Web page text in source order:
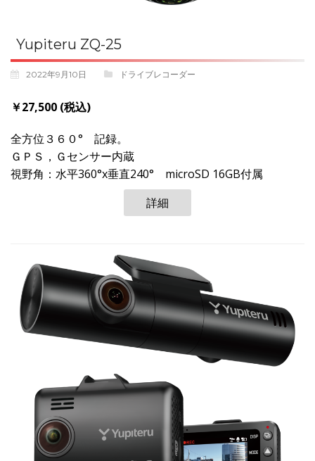
Yupiteru ZQ-25
2022年9月10日 ドライブレコーダー
￥27,500 (税込)
全方位３６０° 記録。
ＧＰＳ，Ｇセンサー内蔵
視野角：水平360°x垂直240° microSD 16GB付属
詳細